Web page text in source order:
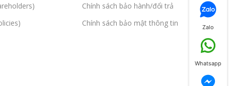
Chính sách bảo hành/đổi trả
Chính sách bảo mật thông tin
Zalo
Whatsapp